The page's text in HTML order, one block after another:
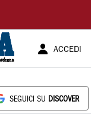
ACCEDI
SEGUICI SU DISCOVER